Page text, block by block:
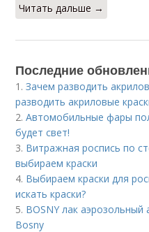
Читать дальше →
Последние
1.Зачем разводить
разводить акриловые
2.Автомобильные фары
будет свет!
3. Витражная роспись по
выбираем краски
4. Выбираем краски для
искать краски?
5. BOSNY лак
Bosny